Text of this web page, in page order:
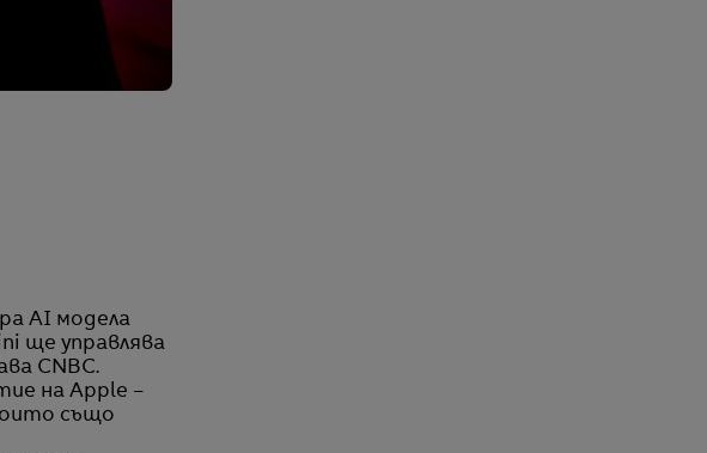
ще управлява
CNBC.
на Apple –
също